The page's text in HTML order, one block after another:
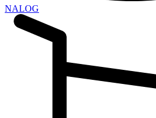
NALOG